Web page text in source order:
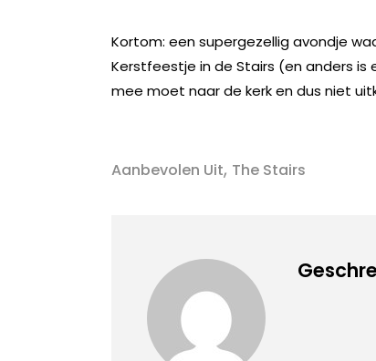
Kortom: een supergezellig avondje
Kerstfeestje in de Stairs (en anders
mee moet naar de kerk en dus niet
Aanbevolen Uit, The Stairs